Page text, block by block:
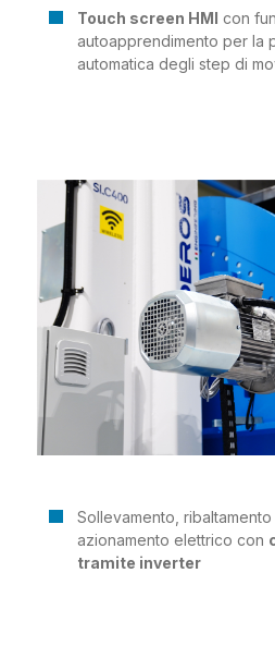
Touch screen HMI con
autoapprendimento per la
automatica degli step di
Sollevamento,
azionamento elettrico con
tramite inverter